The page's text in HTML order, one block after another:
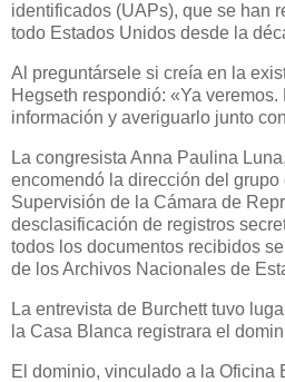
identificados (UAPs), que se han
todo Estados Unidos desde la
Al preguntársele si creía en la
Hegseth respondió: «Ya veremos.
información y averiguarlo junto
La congresista Anna Paulina
encomendó la dirección del
Supervisión de la Cámara de
desclasificación de registros
todos los documentos recibidos
de los Archivos Nacionales de
La entrevista de Burchett tuvo
la Casa Blanca registrara el
El dominio, vinculado a la Oficina